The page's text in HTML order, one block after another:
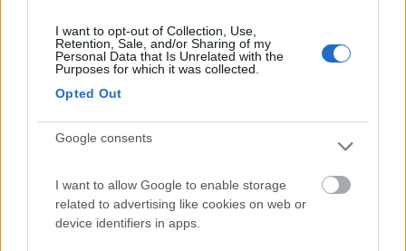
I want to opt-out of Collection, Use,
Retention, Sale, and/or Sharing of my
Personal Data that Is Unrelated with the
Purposes for which it was collected.
Opted Out
Google consents
I want to allow Google to enable storage
related to advertising like cookies on web or
device identifiers in apps.
Sulla strada che conduce al museo minerario, slargo con
8 Via Fornello Ex Chioso